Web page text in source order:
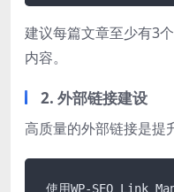
建议每篇文章至少有3
内容。
2. 外部链接建设
高质量的外部链接是提